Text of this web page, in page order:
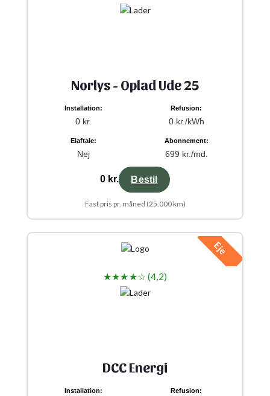
Norlys - Oplad Ude 25
Installation:
0 kr.
Refusion:
0 kr./kWh
Elaftale:
Nej
Abonnement:
699 kr./md.
0 kr. Bestil
Fast pris pr. måned (25.000 km)
Eje
★★★★☆ (4,2)
DCC Energi
Installation: Refusion: